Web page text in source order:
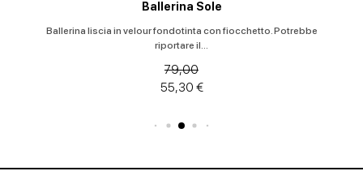
Ballerina Sole
Ballerina liscia in velour fondotinta con fiocchetto. Potrebbe
riportare il...
79,00
55,30 €